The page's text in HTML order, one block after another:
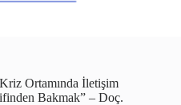
Ortamında İletişim
Bakmak” – Doç.